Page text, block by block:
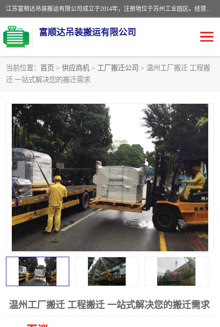
江苏富顺达吊装搬运有限公司成立于2014年，注册地位于苏州工业园区。经营范围包括起重吊装、搬运装卸服务；叉车、吊车租赁；水电安装；机电工程施工及维护；机电设备安装；家政服务、保洁服务。苏州搬运公司，苏州叉车出租，苏州吊车出租，苏州工厂设备搬运，专业设备吊装服务。
富顺达吊装搬运有限公司
当前位置： 首页 > 供应商机 > 工厂搬迁公司 > 温州工厂搬迁 工程搬
迁 一站式解决您的搬迁需求
温州工厂搬迁 工程搬迁 一站式解决您的搬迁需求
苏州设备搬运吊装服务
工厂搬迁公司 设备包装
设备定位移位 起重吊装
设备搬运 吊装公司
工厂设备搬运 专业设备吊装服务
吊车出租租赁服务 叉车出租租赁服务